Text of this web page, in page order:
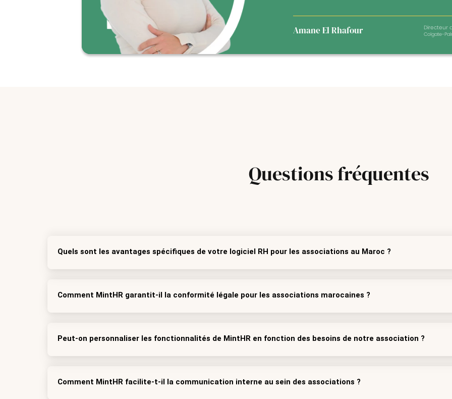
Amane El Rhafour Directeur
Colgate-
Questionsfréquentes
Quels sont les avantages spécifiques de votre logiciel RH pour les associations au Maroc ?
Comment MintHR garantit-il la conformité légale pour les associations marocaines ?
Peut-on personnaliser les fonctionnalités de MintHR en fonction des besoins de notre association ?
Comment MintHR facilite-t-il la communication interne au sein des associations ?